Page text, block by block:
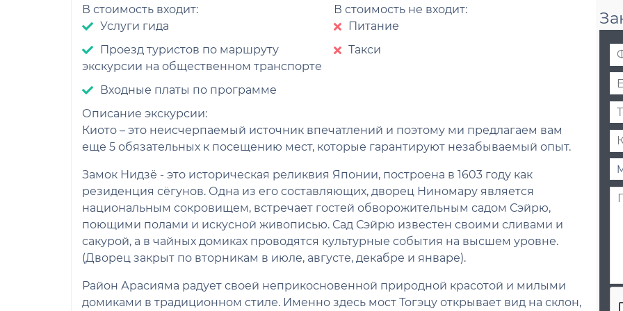
В стоимость входит:
Услуги гида
Проезд туристов по маршруту
экскурсии на общественном транспорте
Входные платы по программе
В стоимость не входит:
Питание
Такси
Описание экскурсии:
Киото – это неисчерпаемый источник впечатлений и поэтому ми предлагаем вам
еще 5 обязательных к посещению мест, которые гарантируют незабываемый опыт.
Замок Нидзё - это историческая реликвия Японии, построена в 1603 году как
резиденция сёгунов. Одна из его составляющих, дворец Ниномару является
национальным сокровищем, встречает гостей обворожительным садом Сэйрю,
поющими полами и искусной живописью. Сад Сэйрю известен своими сливами и
сакурой, а в чайных домиках проводятся культурные события на высшем уровне.
(Дворец закрыт по вторникам в июле, августе, декабре и январе).
Район Арасияма радует своей неприкосновенной природной красотой и милыми
домиками в традиционном стиле. Именно здесь мост Тогэцу открывает вид на склон,
Ф
И
О
*
-
m
a
l
е
е
ф
о
о
и
ч
Д
а
у
М
е
а